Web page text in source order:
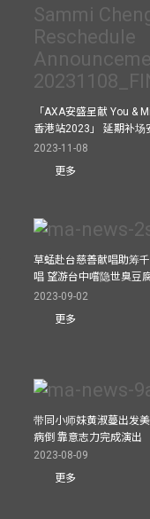
「AXA安盛呈献 You &
香港站2023」 延期补场
2023-11-08
更多
草蜢赴台慈善献唱助筹
唱 望游台中嚐隐世臭豆
2023-09-02
更多
带同小师妹黄淑蔓出发
病倒 靠意志力完成演出
2023-08-09
更多